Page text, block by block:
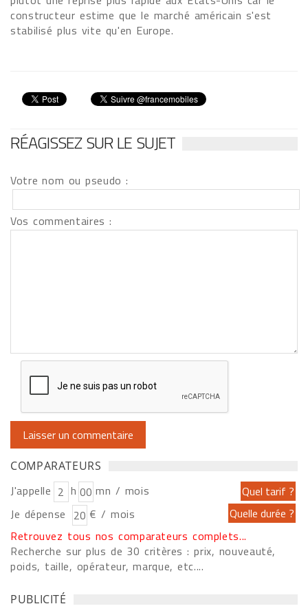
constructeur estime que le marché américain s'est
stabilisé plus vite qu'en Europe.
RÉAGISSEZ SUR LE SUJET
Votre nom ou pseudo :
Vos commentaires :
COMPARATEURS
J'appelle h
mn / mois
Je dépense
€ / mois
Retrouvez tous nos comparateurs complets...
Recherche sur plus de 30 critères : prix, nouveauté,
poids, taille, opérateur, marque, etc....
PUBLICITÉ